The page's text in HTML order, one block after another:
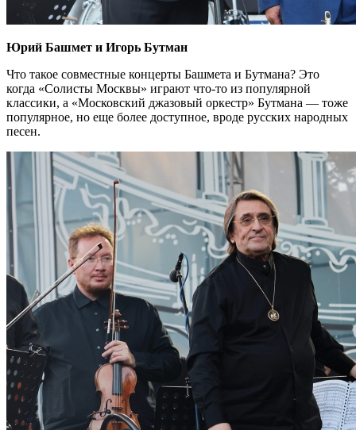
Юрий Башмет и Игорь Бутман
Что такое совместные концерты Башмета и Бутмана? Это
когда «Солисты Москвы» играют что-то из популярной
классики, а «Московский джазовый оркестр» Бутмана — тоже
популярное, но еще более доступное, вроде русских народных
песен.